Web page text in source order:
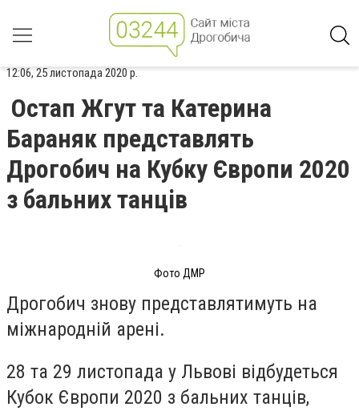
12:06, 25 листопада 2020 р.
Остап Жгут та Катерина
Бараняк представлять
Дрогобич на Кубку Європи 2020
з бальних танців
Фото ДМР
Дрогобич знову представлятимуть на
міжнародній арені.
28 та 29 листопада у Львові відбудеться
Кубок Європи 2020 з бальних танців,